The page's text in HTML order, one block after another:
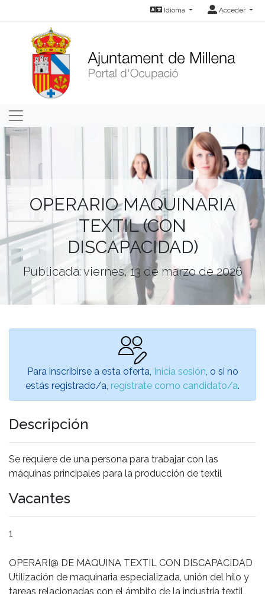
Idioma Acceder
OPERARIO MAQUINARIA
TEXTIL (CON
DISCAPACIDAD)
Publicada: viernes, 13 de marzo de 2026
Para inscribirse a esta oferta, Inicia sesión , o si no
estás registrado/a, regístrate como candidato/a.
Descripción
Se requiere de una persona para trabajar con las
máquinas principales para la producción de textil
Vacantes
1
OPERARI@ DE MAQUINA TEXTIL CON DISCAPACIDAD
Utilización de maquinaria especializada, unión del hilo y
tareas relacionadas con el ámbito de la industria textil